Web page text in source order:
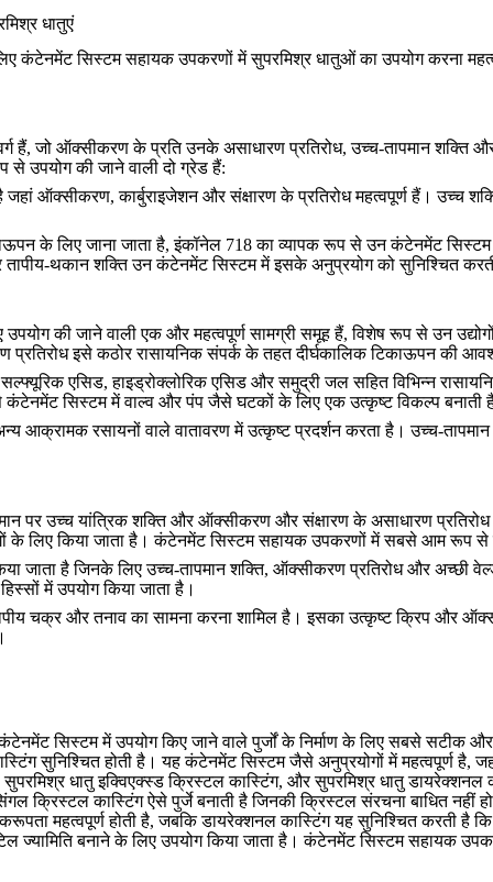
धातुएं
कंटेनमेंट सिस्टम सहायक उपकरणों में सुपरमिश्र धातुओं का उपयोग करना
हैं, जो ऑक्सीकरण के प्रति उनके असाधारण प्रतिरोध, उच्च-तापमान शक्ति और
उपयोग की जाने वाली दो ग्रेड हैं:
ऑक्सीकरण, कार्बुराइजेशन और संक्षारण के प्रतिरोध महत्वपूर्ण हैं। उच्च
के लिए जाना जाता है, इंकॉनेल 718 का व्यापक रूप से उन कंटेनमेंट सिस्टम
थकान शक्ति उन कंटेनमेंट सिस्टम में इसके अनुप्रयोग को सुनिश्चित
की जाने वाली एक और महत्वपूर्ण सामग्री समूह हैं, विशेष रूप से उन
इसे कठोर रासायनिक संपर्क के तहत दीर्घकालिक टिकाऊपन की
एसिड, हाइड्रोक्लोरिक एसिड और समुद्री जल सहित विभिन्न
कंटेनमेंट सिस्टम में वाल्व और पंप जैसे घटकों के लिए एक उत्कृष्ट विकल्प बनाती
आक्रामक रसायनों वाले वातावरण में उत्कृष्ट प्रदर्शन करता है। उच्च-तापमान
पर उच्च यांत्रिक शक्ति और ऑक्सीकरण और संक्षारण के असाधारण
के लिए किया जाता है। कंटेनमेंट सिस्टम सहायक उपकरणों में सबसे आम रूप से
जाता है जिनके लिए उच्च-तापमान शक्ति, ऑक्सीकरण प्रतिरोध और अच्छी
में उपयोग किया जाता है।
चक्र और तनाव का सामना करना शामिल है। इसका उत्कृष्ट क्रिप और
सिस्टम में उपयोग किए जाने वाले पुर्जों के निर्माण के लिए सबसे
सुनिश्चित होती है। यह कंटेनमेंट सिस्टम जैसे अनुप्रयोगों में महत्वपूर्ण है,
सुपरमिश्र धातु इक्विएक्स्ड क्रिस्टल कास्टिंग, औरसुपरमिश्र धातु डायरेक्शनल
क्रिस्टल कास्टिंग ऐसे पुर्जे बनाती है जिनकी क्रिस्टल संरचना बाधित नहीं
महत्वपूर्ण होती है, जबकि डायरेक्शनल कास्टिंग यह सुनिश्चित करती है
बनाने के लिए उपयोग किया जाता है। कंटेनमेंट सिस्टम सहायक